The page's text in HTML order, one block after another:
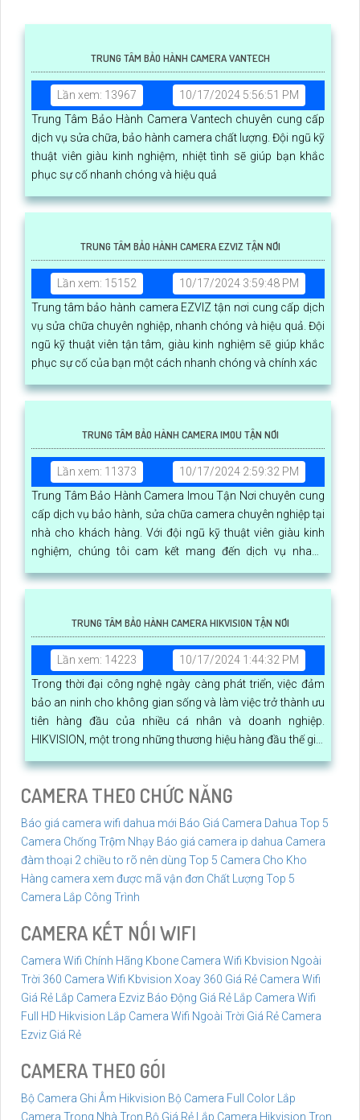
TRUNG TÂM BẢO HÀNH CAMERA VANTECH
Lần xem: 13967
10/17/2024 5:56:51 PM
Trung Tâm Bảo Hành Camera Vantech chuyên cung cấp
dịch vụ sửa chữa, bảo hành camera chất lượng. Đội ngũ kỹ
thuật viên giàu kinh nghiệm, nhiệt tình sẽ giúp bạn khắc
phục sự cố nhanh chóng và hiệu quả
TRUNG TÂM BẢO HÀNH CAMERA EZVIZ TẬN NƠI
Lần xem: 15152
10/17/2024 3:59:48 PM
Trung tâm bảo hành camera EZVIZ tận nơi cung cấp dịch
vụ sửa chữa chuyên nghiệp, nhanh chóng và hiệu quả. Đội
ngũ kỹ thuật viên tận tâm, giàu kinh nghiệm sẽ giúp khắc
phục sự cố của bạn một cách nhanh chóng và chính xác
TRUNG TÂM BẢO HÀNH CAMERA IMOU TẬN NƠI
Lần xem: 11373
10/17/2024 2:59:32 PM
Trung Tâm Bảo Hành Camera Imou Tận Nơi chuyên cung
cấp dịch vụ bảo hành, sửa chữa camera chuyên nghiệp tại
nhà cho khách hàng. Với đội ngũ kỹ thuật viên giàu kinh
nghiệm, chúng tôi cam kết mang đến dịch vụ nhanh
TRUNG TÂM BẢO HÀNH CAMERA HIKVISION TẬN NƠI
Lần xem: 14223
10/17/2024 1:44:32 PM
Trong thời đại công nghệ ngày càng phát triển, việc đảm
bảo an ninh cho không gian sống và làm việc trở thành ưu
tiên hàng đầu của nhiều cá nhân và doanh nghiệp.
HIKVISION, một trong những thương hiệu hàng đầu thế giới
bảo hành tận nơi tiện lợi và nhanh chóng thông qua đối tác
CAMERA THEO CHỨC NĂNG
Báo giá camera wifi dahua mới Báo Giá Camera Dahua Top 5
Camera Chống Trộm Nhạy Báo giá camera ip dahua Camera
đàm thoại 2 chiều to rõ nên dùng Top 5 Camera Cho Kho
Hàng camera xem được mã vận đơn Chất Lượng Top 5
Camera Lắp Công Trình
CAMERA KẾT NỐI WIFI
Camera Wifi Chính Hãng Kbone Camera Wifi Kbvision Ngoài
Trời 360 Camera Wifi Kbvision Xoay 360 Giá Rẻ Camera Wifi
Giá Rẻ
Lắp Camera Ezviz Báo Động Giá Rẻ
Lắp Camera Wifi
Full HD Hikvision
Lắp Camera Wifi Ngoài Trời Giá Rẻ Camera
Ezviz Giá Rẻ
CAMERA THEO GÓI
Bộ Camera Ghi Âm Hikvision Bộ Camera Full Color
Lắp
Camera Trong Nhà Trọn Bộ Giá Rẻ
Lắp Camera Hikvision Trọn